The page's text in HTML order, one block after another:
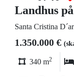
Landhus
Santa Cristina
1.350.000 €
340 m2